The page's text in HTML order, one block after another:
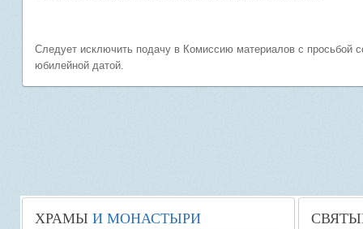
Следует исключить подачу в Комиссию материалов с просьбой
юбилейной датой.
ХРАМЫ И МОНАСТЫРИ